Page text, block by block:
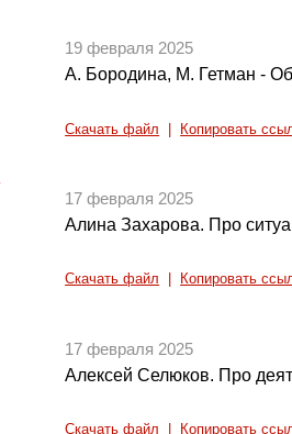
19 февраля 2025
А. Бородина, М. Гетман -
Скачать файл Копировать
17 февраля 2025
Алина Захарова. Про
Скачать файл Копировать
17 февраля 2025
Алексей Селюков. Про
Скачать файл Копировать